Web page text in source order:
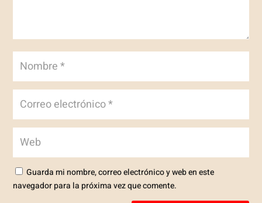
Guarda mi nombre, correo electrónico y web en este
navegador para la próxima vez que comente.